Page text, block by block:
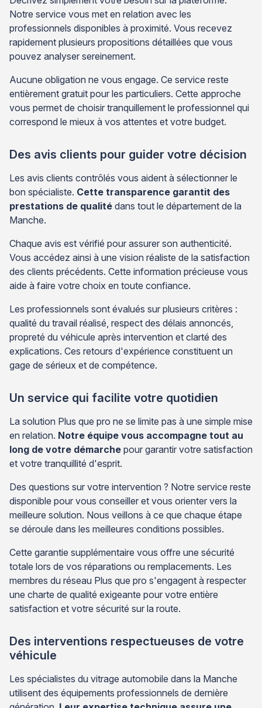
Notre service vous met en relation avec les
professionnels disponibles à proximité. Vous recevez
rapidement plusieurs propositions détaillées que vous
pouvez analyser sereinement.
Aucune obligation ne vous engage. Ce service reste
entièrement gratuit pour les particuliers. Cette approche
vous permet de choisir tranquillement le professionnel qui
correspond le mieux à vos attentes et votre budget.
Des avis clients pour guider votre décision
Les avis clients contrôlés vous aident à sélectionner le
bon spécialiste. Cette transparence garantit des
prestations de qualité dans tout le département de la
Manche.
Chaque avis est vérifié pour assurer son authenticité.
Vous accédez ainsi à une vision réaliste de la satisfaction
des clients précédents. Cette information précieuse vous
aide à faire votre choix en toute confiance.
Les professionnels sont évalués sur plusieurs critères :
qualité du travail réalisé, respect des délais annoncés,
propreté du véhicule après intervention et clarté des
explications. Ces retours d'expérience constituent un
gage de sérieux et de compétence.
Un service qui facilite votre quotidien
La solution Plus que pro ne se limite pas à une simple mise
en relation. Notre équipe vous accompagne tout au
long de votre démarche pour garantir votre satisfaction
et votre tranquillité d'esprit.
Des questions sur votre intervention ? Notre service reste
disponible pour vous conseiller et vous orienter vers la
meilleure solution. Nous veillons à ce que chaque étape
se déroule dans les meilleures conditions possibles.
Cette garantie supplémentaire vous offre une sécurité
totale lors de vos réparations ou remplacements. Les
membres du réseau Plus que pro s'engagent à respecter
une charte de qualité exigeante pour votre entière
satisfaction et votre sécurité sur la route.
Des interventions respectueuses de votre
véhicule
Les spécialistes du vitrage automobile dans la Manche
utilisent des équipements professionnels de dernière